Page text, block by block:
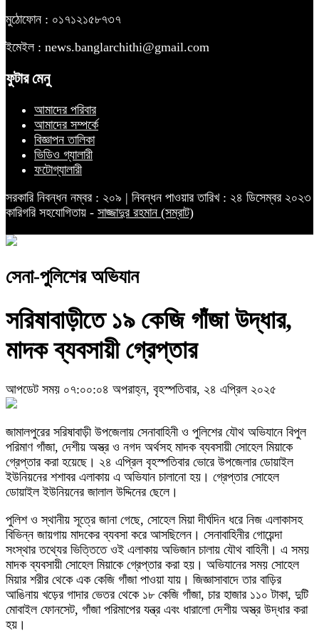
মুঠোফোন : ০১৭১২১৫৮৭৩৭
ইমেইল : news.banglarchithi@gmail.com
ফুটার মেনু
আমাদের পরিবার
আমাদের সম্পর্কে
বিজ্ঞাপন তালিকা
ভিডিও গ্যালারী
ফটোগ্যালারী
সরকারি নিবন্ধন নম্বর : ২০৯ | নিবন্ধন পাওয়ার তারিখ : ২৪ ডিসেম্বর ২০২৩
কারিগরি সহযোগিতায় - সাজ্জাদুর রহমান (সম্রাট)
সেনা-পুলিশের অভিযান
সরিষাবাড়ীতে ১৯ কেজি গাঁজা উদ্ধার,
মাদক ব্যবসায়ী গ্রেপ্তার
আপডেট সময় ০৭:০০:০৪ অপরাহ্ন, বৃহস্পতিবার, ২৪ এপ্রিল ২০২৫
জামালপুরের সরিষাবাড়ী উপজেলায় সেনাবাহিনী ও পুলিশের যৌথ অভিযানে বিপুল
পরিমাণ গাঁজা, দেশীয় অস্ত্র ও নগদ অর্থসহ মাদক ব্যবসায়ী সোহেল মিয়াকে
গ্রেপ্তার করা হয়েছে। ২৪ এপ্রিল বৃহস্পতিবার ভোরে উপজেলার ডোয়াইল
ইউনিয়নের শশাবর এলাকায় এ অভিযান চালানো হয়। গ্রেপ্তার সোহেল
ডোয়াইল ইউনিয়নের জালাল উদ্দিনের ছেলে।
পুলিশ ও স্থানীয় সূত্রে জানা গেছে, সোহেল মিয়া দীর্ঘদিন ধরে নিজ এলাকাসহ
বিভিন্ন জায়গায় মাদকের ব্যবসা করে আসছিলেন। সেনাবাহিনীর গোয়েন্দা
সংস্থার তথ্যের ভিত্তিতে ওই এলাকায় অভিজান চালায় যৌথ বাহিনী। এ সময়
মাদক ব্যবসায়ী সোহেল মিয়াকে গ্রেপ্তার করা হয়। অভিযানের সময় সোহেল
মিয়ার শরীর থেকে এক কেজি গাঁজা পাওয়া যায়। জিজ্ঞাসাবাদে তার বাড়ির
আঙিনায় খড়ের গাদার ভেতর থেকে ১৮ কেজি গাঁজা, চার হাজার ১১০ টাকা, দুটি
মোবাইল ফোনসেট, গাঁজা পরিমাপের যন্ত্র এবং ধারালো দেশীয় অস্ত্র উদ্ধার করা
হয়।